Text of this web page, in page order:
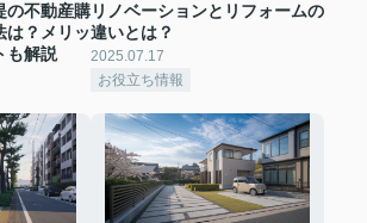
の不動産購
は？メリッ
も解説
リノベーションとリフォームの
違いとは？
2025.07.17
お役立ち情報